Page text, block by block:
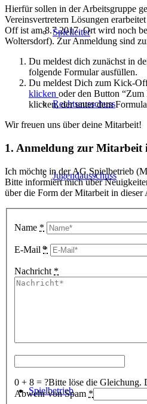
Spielleiter
Rechtsausschuss
Jugendausschuss
Finde deinen Verein
Spielbetrieb
Hierfür sollen in der Arbeitsgruppe
Vereinsvertretern Lösungen
Off ist am 8.7.2017. Ort wird noch
Woltersdorf). Zur Anmeldung sind
Du meldest dich zunächst in
folgende Formular ausfüllen.
Du meldest Dich zum Kick-
klicken oder den Button
klicken, der unter dem
Wir freuen uns über deine Mitarbeit!
1. Anmeldung zur Mitarbeit
Ich möchte in der AG Spielbetrieb
Bitte informiert mich über
über die Form der Mitarbeit in dieser
Name *
E-Mail*
Nachricht *
0 + 8 = ?Bitte löse die Gleichung.
Abwehr von Spam *